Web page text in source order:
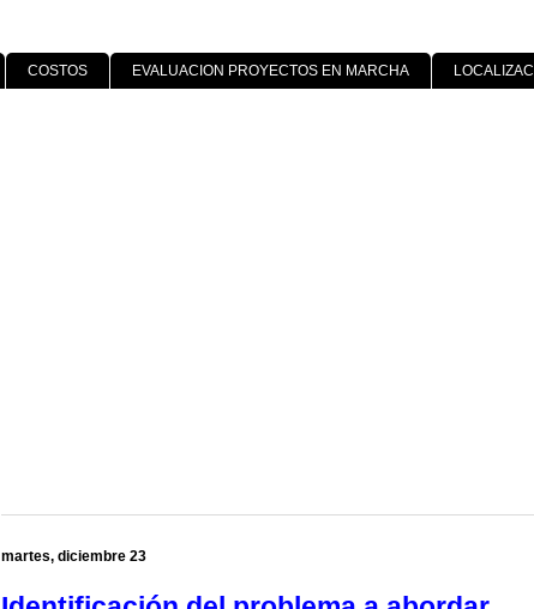
COSTOS EVALUACION PROYECTOS EN MARCHA
martes, diciembre 23